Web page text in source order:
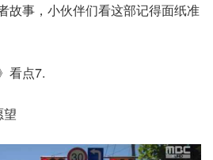
故事，小伙伴们看这部记得面纸准
看点7.
望